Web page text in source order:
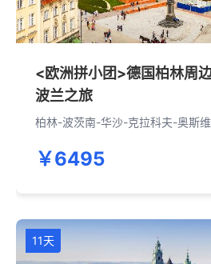
<欧洲拼小团>德国柏林周
波兰之旅
柏林-波茨南-华沙-克拉科夫-奥斯
￥6495
11天